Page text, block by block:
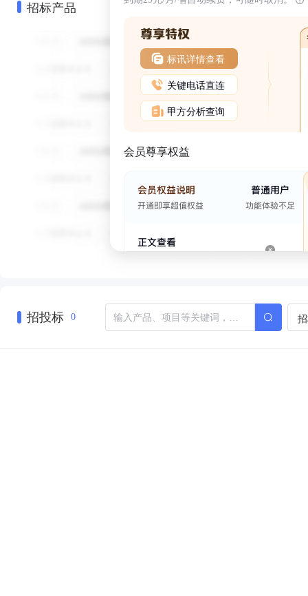
招标产品
标讯详情查看
关键电话直连
甲方分析查询
会员尊享权益
招投标 0